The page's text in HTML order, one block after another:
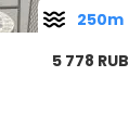
5 778 RUB
250m